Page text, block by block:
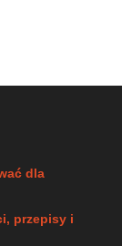
dla
przepisy i